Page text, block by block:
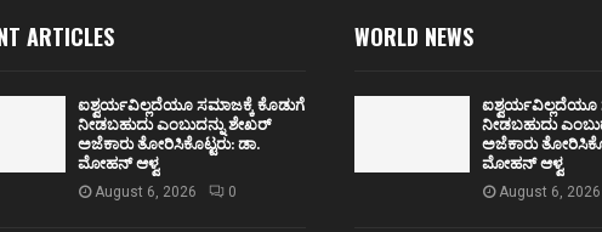
ARTICLES
ಐಶ್ವರ್ಯವಿಲ್ಲದೆಯೂ ಸಮಾಜಕ್ಕೆ ಕೊಡುಗೆ
ನೀಡಬಹುದು ಎಂಬುದನ್ನು ಶೇಖರ್
ಅಜೆಕಾರು ತೋರಿಸಿಕೊಟ್ಟರು: ಡಾ.
ಮೋಹನ್ ಆಳ್ವ
August 6, 2026 0
WORLD NEWS
ಐಶ್ವರ್ಯವಿಲ್ಲದೆಯೂ
ನೀಡಬಹುದು
ಅಜೆಕಾರು
ಮೋಹನ್ ಆಳ್ವ
August 6, 2026